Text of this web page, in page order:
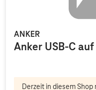
ANKER
Anker USB-C
Derzeit in diesem